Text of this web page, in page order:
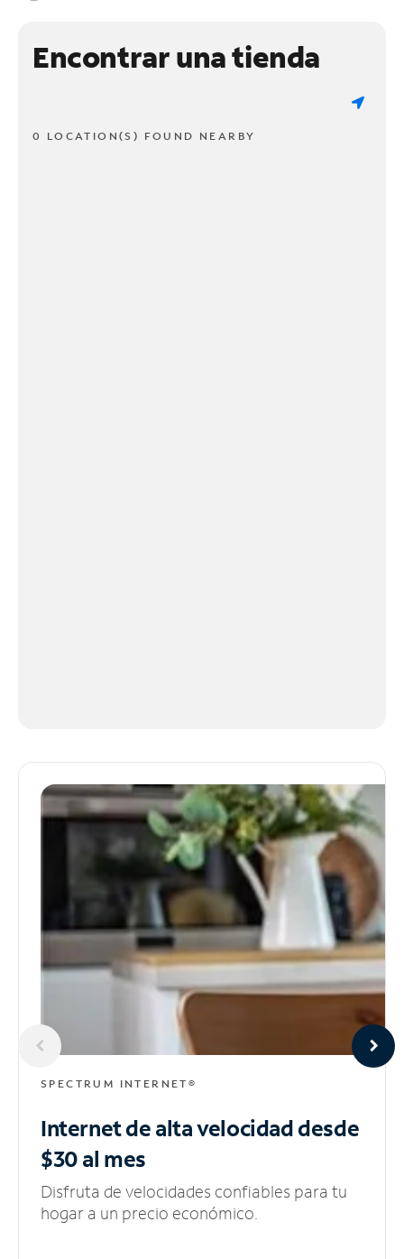
Encontrar una tienda
0 LOCATION(S) FOUND NEARBY
SPECTRUM INTERNET®
Internet de alta velocidaddesde
$30 al mes
Disfruta de velocidades confiables para tu
hogar a un precio económico.